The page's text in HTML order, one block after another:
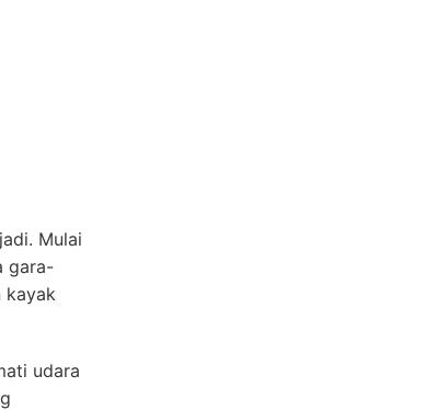
Mulai
gara-
kayak
udara